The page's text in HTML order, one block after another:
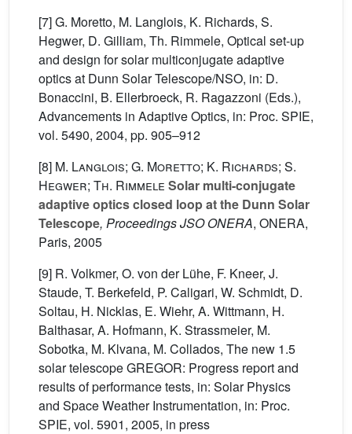
[7] G. Moretto, M. Langlois, K. Richards, S.
Hegwer, D. Gilliam, Th. Rimmele, Optical set-up
and design for solar multiconjugate adaptive
optics at Dunn Solar Telescope/NSO, in: D.
Bonaccini, B. Ellerbroeck, R. Ragazzoni (Eds.),
Advancements in Adaptive Optics, in: Proc. SPIE,
vol. 5490, 2004, pp. 905–912
[8] M. Langlois; G. Moretto; K. Richards; S.
Hegwer; Th. Rimmele Solar multi-conjugate
adaptive optics closed loop at the Dunn Solar
Telescope, Proceedings JSO ONERA, ONERA,
Paris, 2005
[9] R. Volkmer, O. von der Lühe, F. Kneer, J.
Staude, T. Berkefeld, P. Caligari, W. Schmidt, D.
Soltau, H. Nicklas, E. Wiehr, A. Wittmann, H.
Balthasar, A. Hofmann, K. Strassmeier, M.
Sobotka, M. Klvana, M. Collados, The new 1.5
solar telescope GREGOR: Progress report and
results of performance tests, in: Solar Physics
and Space Weather Instrumentation, in: Proc.
SPIE, vol. 5901, 2005, in press